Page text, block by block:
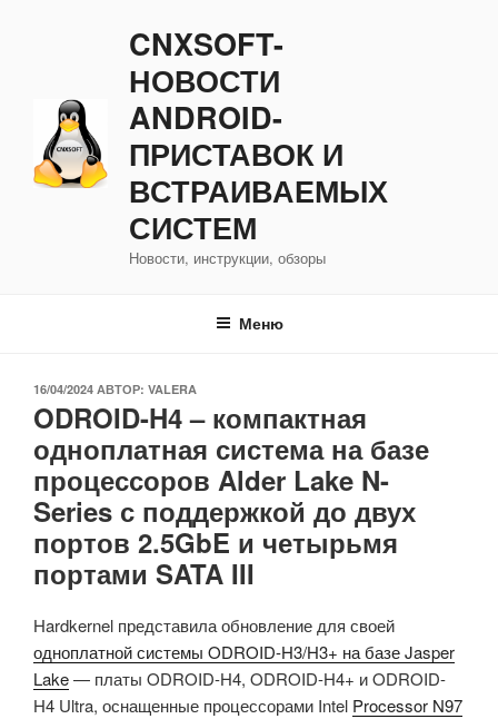
CNXSOFT-
НОВОСТИ
ANDROID-
ПРИСТАВОК И
ВСТРАИВАЕМЫХ
СИСТЕМ
Новости, инструкции, обзоры
Меню
ОПУБЛИКОВАНО
16/04/2024 АВТОР: VALERA
ODROID-H4 – компактная
одноплатная система на базе
процессоров Alder Lake N-
Series с поддержкой до двух
портов 2.5GbE и четырьмя
портами SATA III
Hardkernel представила обновление для своей
одноплатной системы ODROID-H3/H3+ на базе Jasper
Lake— платы ODROID-H4, ODROID-H4+ и ODROID-
H4 Ultra, оснащенные процессорами Intel Processor N97